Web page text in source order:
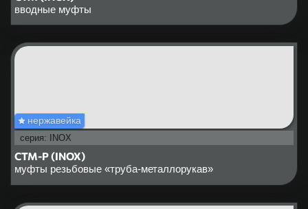
вводные муфты
нержавейка
серия: INOX
СТМ-Р (INOX)
муфты резьбовые «труба-металлорукав»